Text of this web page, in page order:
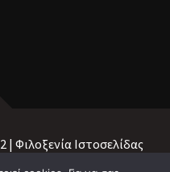
Φιλοξενία Ιστοσελίδας